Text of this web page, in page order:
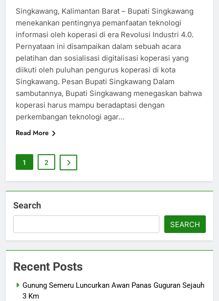
Singkawang, Kalimantan Barat – Bupati Singkawang
menekankan pentingnya pemanfaatan teknologi
informasi oleh koperasi di era Revolusi Industri 4.0.
Pernyataan ini disampaikan dalam sebuah acara
pelatihan dan sosialisasi digitalisasi koperasi yang
diikuti oleh puluhan pengurus koperasi di kota
Singkawang. Pesan Bupati Singkawang Dalam
sambutannya, Bupati Singkawang menegaskan bahwa
koperasi harus mampu beradaptasi dengan
perkembangan teknologi agar…
Read More
1 2
Search
SEARCH
Recent Posts
Gunung Semeru Luncurkan Awan Panas Guguran Sejauh
3 Km